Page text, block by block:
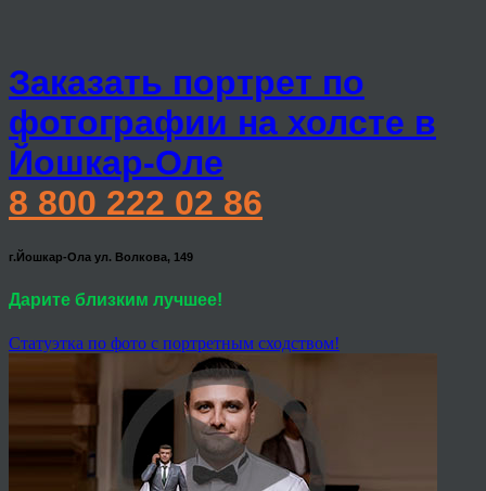
Заказать портрет по
фотографии на холсте в
Йошкар-Оле
8 800 222 02 86
г.Йошкар-Ола ул. Волкова, 149
Дарите близким лучшее!
Статуэтка по фото с портретным сходством!